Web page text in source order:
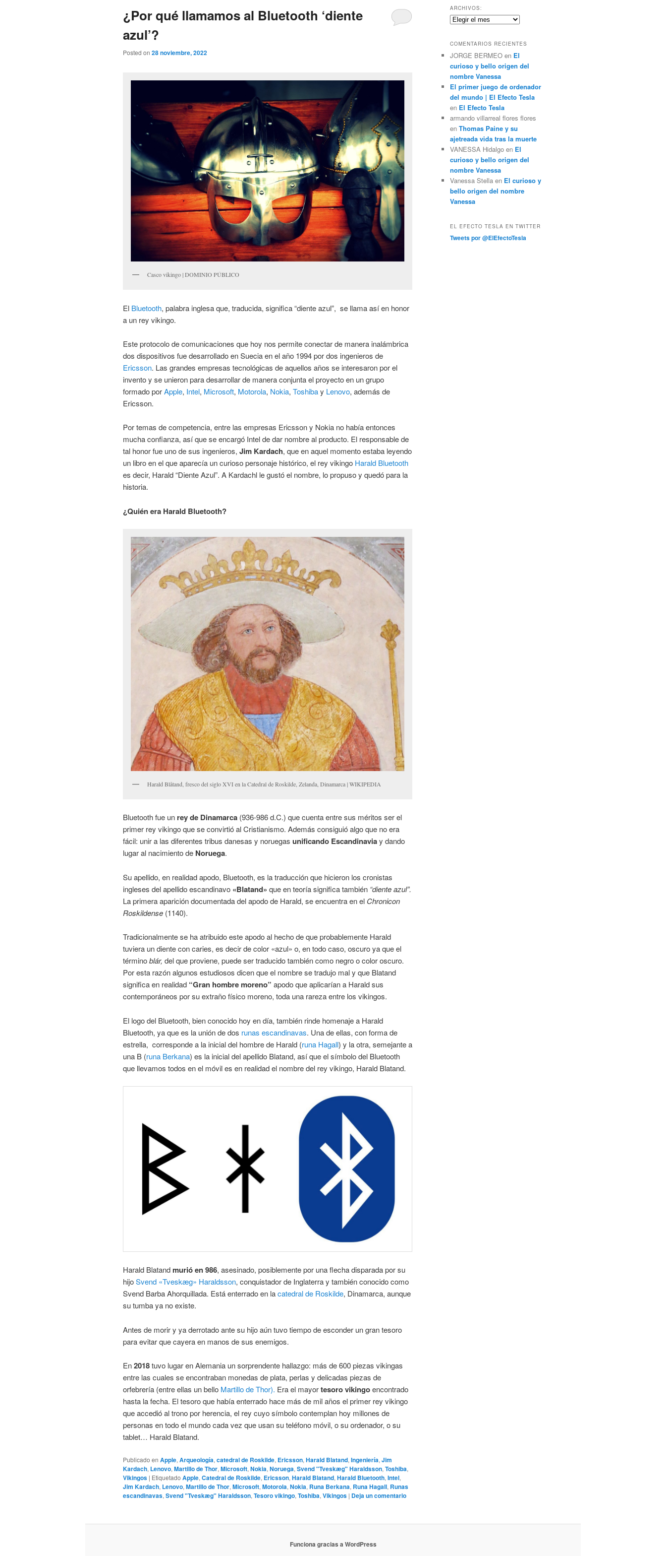
¿Por qué llamamos al Bluetooth ‘diente
azul’?
Posted on 28 noviembre, 2022
Casco vikingo | DOMINIO PÚBLICO
El Bluetooth, palabra inglesa que, traducida, significa “diente azul”, se llama así en honor
a un rey vikingo.
Este protocolo de comunicaciones que hoy nos permite conectar de manera inalámbrica
dos dispositivos fue desarrollado en Suecia en el año 1994 por dos ingenieros de
Ericsson. Las grandes empresas tecnológicas de aquellos años se interesaron por el
invento y se unieron para desarrollar de manera conjunta el proyecto en un grupo
formado porApple, Intel, Microsoft, Motorola, Nokia, Toshibay Lenovo, además de
Ericsson.
Por temas de competencia, entre las empresas Ericsson y Nokia no había entonces
mucha confianza, así que se encargó Intel de dar nombre al producto. El responsable de
tal honor fue uno de sus ingenieros, Jim Kardach, que en aquel momento estaba leyendo
un libro en el que aparecía un curioso personaje histórico, el rey vikingo Harald Bluetooth
es decir, Harald “Diente Azul”. A Kardachl le gustó el nombre, lo propuso y quedó para la
historia.
¿Quién era Harald Bluetooth?
Harald Blåtand, fresco del siglo XVI en la Catedral de Roskilde, Zelanda, Dinamarca | WIKIPEDIA
Bluetooth fue un rey de Dinamarca (936-986 d.C.) que cuenta entre sus méritos ser el
primer rey vikingo que se convirtió al Cristianismo. Además consiguió algo que no era
fácil: unir a las diferentes tribus danesas y noruegas unificando Escandinaviay dando
lugar al nacimiento de Noruega.
Su apellido, en realidad apodo, Bluetooth, es la traducción que hicieron los cronistas
ingleses del apellido escandinavo «Blatand» que en teoría significa también “diente azul”.
La primera aparición documentada del apodo de Harald, se encuentra en el Chronicon
Roskildense (1140).
Tradicionalmente se ha atribuido este apodo al hecho de que probablemente Harald
tuviera un diente con caries, es decir de color «azul» o, en todo caso, oscuro ya que el
términoblár, del que proviene, puede ser traducido también como negro o color oscuro.
Por esta razón algunos estudiosos dicen que el nombre se tradujo mal y que Blatand
significa en realidad “Gran hombre moreno” apodo que aplicarían a Harald sus
contemporáneos por su extraño físico moreno, toda una rareza entre los vikingos.
El logo del Bluetooth, bien conocido hoy en día, también rinde homenaje a Harald
Bluetooth, ya que es la unión de dos runas escandinavas. Una de ellas, con forma de
estrella, corresponde a la inicial del hombre de Harald (runa Hagall) y la otra, semejante a
una B (runa Berkana) es la inicial del apellido Blatand, así que el símbolo del Bluetooth
que llevamos todos en el móvil es en realidad el nombre del rey vikingo, Harald Blatand.
Harald Blatand murió en 986, asesinado, posiblemente por una flecha disparada por su
hijoSvend «Tveskæg» Haraldsson, conquistador de Inglaterra y también conocido como
Svend Barba Ahorquillada. Está enterrado en lacatedral de Roskilde, Dinamarca, aunque
su tumba ya no existe.
Antes de morir y ya derrotado ante su hijo aún tuvo tiempo de esconder un gran tesoro
para evitar que cayera en manos de sus enemigos.
En2018tuvo lugar en Alemania un sorprendente hallazgo: más de 600 piezas vikingas
entre las cuales se encontraban monedas de plata, perlas y delicadas piezas de
orfebrería (entre ellas un bello Martillo de Thor). Era el mayortesoro vikingoencontrado
hasta la fecha. El tesoro que había enterrado hace más de mil años el primer rey vikingo
que accedió al trono por herencia, el rey cuyo símbolo contemplan hoy millones de
personas en todo el mundo cada vez que usan su teléfono móvil, o su ordenador, o su
tablet… Harald Blatand.
Publicado en Apple, Arqueología, catedral de Roskilde, Ericsson, Harald Blatand, Ingeniería, Jim
Kardach, Lenovo, Martillo de Thor, Microsoft, Nokia, Noruega, Svend "Tveskæg" Haraldsson, Toshiba,
Vikingos | Etiquetado Apple, Catedral de Roskilde, Ericsson, Harald Blatand, Harald Bluetooth, Intel,
Jim Kardach, Lenovo, Martillo de Thor, Microsoft, Motorola, Nokia, Runa Berkana, Runa Hagall, Runas
escandinavas, Svend "Tveskæg" Haraldsson, Tesoro vikingo, Toshiba, Vikingos | Deja un comentario
c
a
r
ARCHIVOS:
Archivos:
COMENTARIOS RECIENTES
JORGE BERMEO en El
curioso y bello origen del
nombre Vanessa
El primer juego de ordenador
del mundo | El Efecto Tesla
en El Efecto Tesla
armando villarreal flores flores
en Thomas Paine y su
ajetreada vida tras la muerte
VANESSA Hidalgo en El
curioso y bello origen del
nombre Vanessa
Vanessa Stella en El curioso y
bello origen del nombre
Vanessa
EL EFECTO TESLA EN TWITTER
Tweets por @ElEfectoTesla
Funciona gracias a WordPress